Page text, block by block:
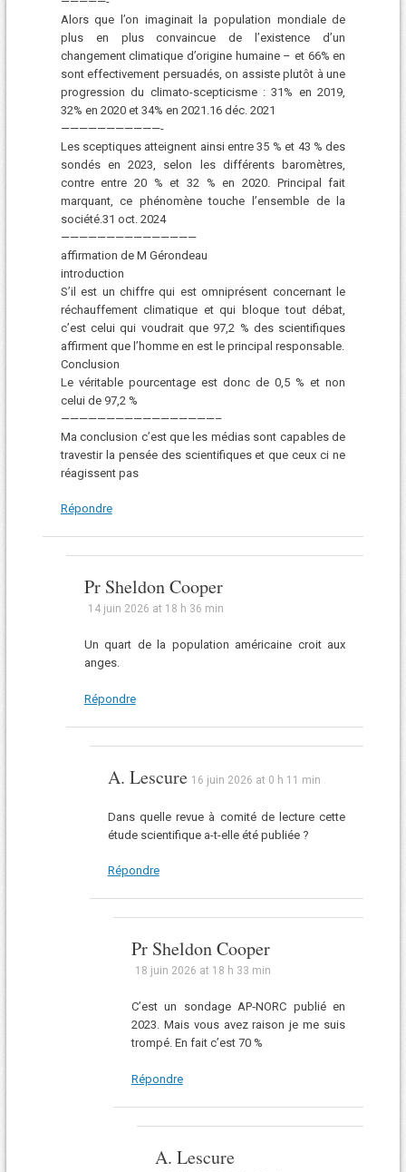
Alors que l’on imaginait la population mondiale de
plus en plus convaincue de l’existence d’un
changement climatique d’origine humaine – et 66% en
sont effectivement persuadés, on assiste plutôt à une
progression du climato-scepticisme : 31% en 2019,
32% en 2020 et 34% en 2021.16 déc. 2021
———————————-
Les sceptiques atteignent ainsi entre 35 % et 43 % des
sondés en 2023, selon les différents baromètres,
contre entre 20 % et 32 % en 2020. Principal fait
marquant, ce phénomène touche l’ensemble de la
société.31 oct. 2024
———————————————
affirmation de M Gérondeau
introduction
S’il est un chiffre qui est omniprésent concernant le
réchauffement climatique et qui bloque tout débat,
c’est celui qui voudrait que 97,2 % des scientifiques
affirment que l’homme en est le principal responsable.
Conclusion
Le véritable pourcentage est donc de 0,5 % et non
celui de 97,2 %
—————————————————–
Ma conclusion c’est que les médias sont capables de
travestir la pensée des scientifiques et que ceux ci ne
réagissent pas
Répondre
Pr Sheldon Cooper
14 juin 2026 at 18 h 36 min
Un quart de la population américaine croit aux
anges.
Répondre
A. Lescure 16 juin 2026 at 0 h 11 min
Dans quelle revue à comité de lecture cette
étude scientifique a-t-elle été publiée ?
Répondre
Pr Sheldon Cooper
18 juin 2026 at 18 h 33 min
C’est un sondage AP‑NORC publié en
2023. Mais vous avez raison je me suis
trompé. En fait c’est 70 %
Répondre
A. Lescure